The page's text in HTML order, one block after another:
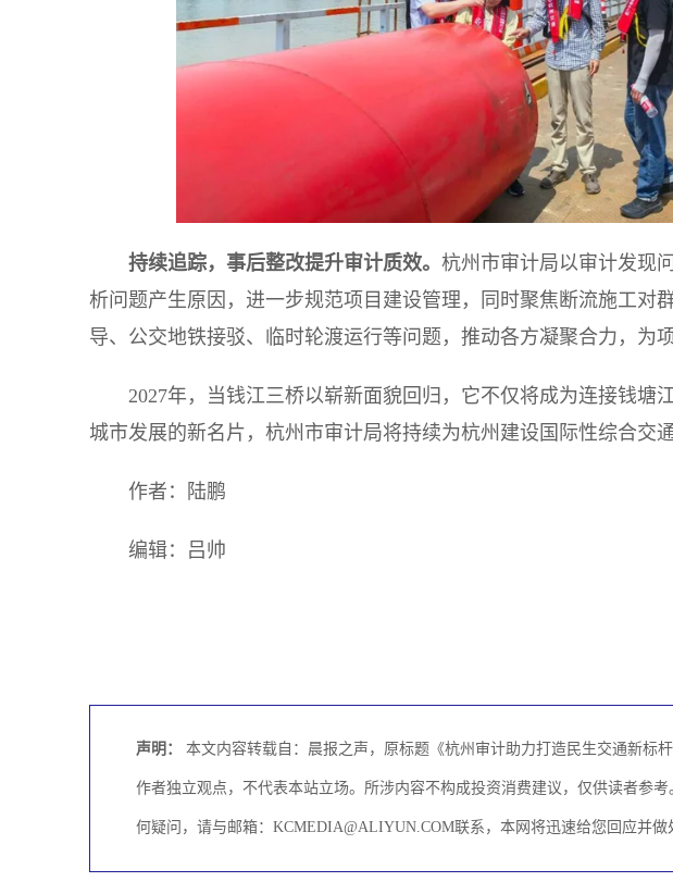
持续追踪，事后整改提升审计质效。 杭州市审计局以审计发现
析问题产生原因，进一步规范项目建设管理，同时聚焦断流施工对
导、公交地铁接驳、临时轮渡运行等问题，推动各方凝聚合力，为
2027年，当钱江三桥以崭新面貌回归，它不仅将成为连接钱塘
城市发展的新名片，杭州市审计局将持续为杭州建设国际性综合交
作者：陆鹏
编辑：吕帅
声明： 本文内容转载自：晨报之声，原标题《杭州审计助力打造民生交通新标
作者独立观点，不代表本站立场。所涉内容不构成投资消费建议，仅供读者参
何疑问，请与邮箱：KCMEDIA@ALIYUN.COM联系，本网将迅速给您回应并做